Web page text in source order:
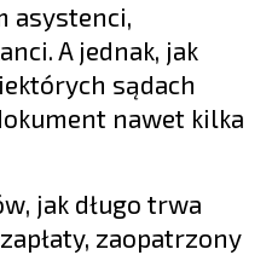
asystenci,
A jednak, jak
sądach
nawet kilka
jak długo trwa
zaopatrzony